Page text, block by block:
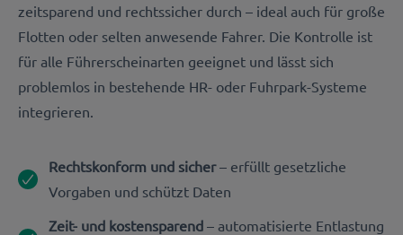
zeitsparend und rechtssicher durch – ideal auch für große
Flotten oder selten anwesende Fahrer. Die Kontrolle ist
für alle Führerscheinarten geeignet und lässt sich
problemlos in bestehende HR- oder Fuhrpark-Systeme
integrieren.
Rechtskonform und sicher– erfüllt gesetzliche
Vorgaben und schützt Daten
Zeit- und kostensparend – automatisierte Entlastung